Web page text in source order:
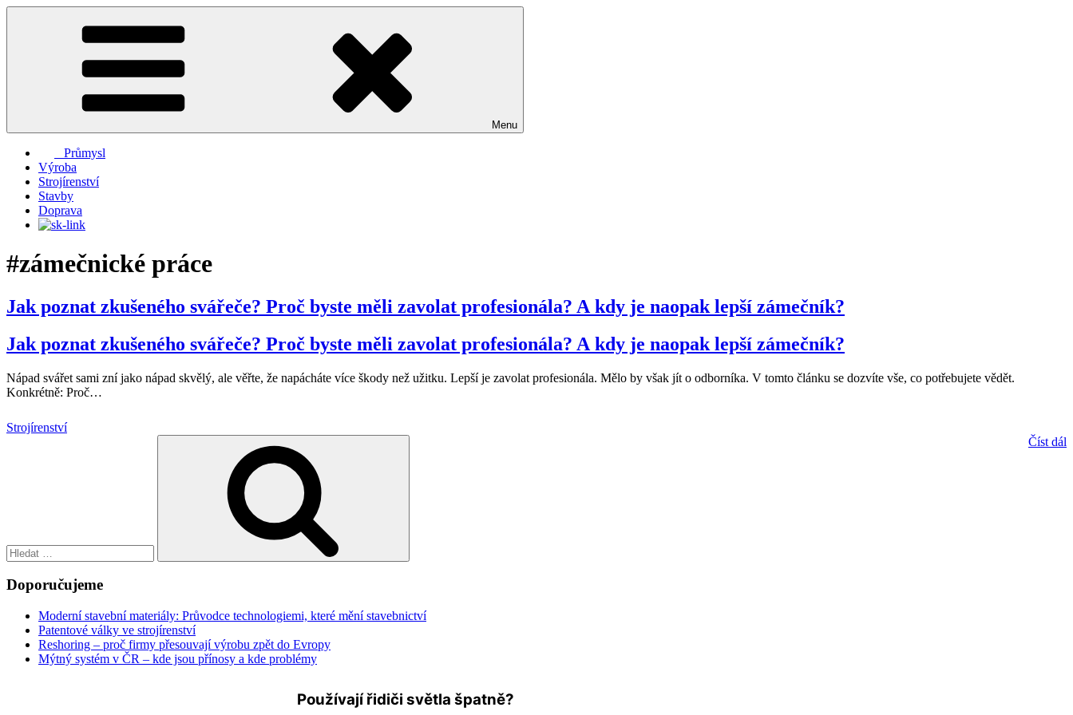
Přejít
Menu
Průmysl
Výroba
Strojírenství
Stavby
Doprava
#zámečnické práce
Jak poznat zkušeného svářeče? Proč byste měli zavolat profesionála? A kdy je naopak lepší zámečník?
Jak poznat zkušeného svářeče? Proč byste měli zavolat profesionála? A kdy je naopak lepší zámečník?
Nápad svářet sami zní jako nápad skvělý, ale věřte, že napácháte více škody než užitku. Lepší je zavolat profesionála. Mělo by však jít o odborníka. V tomto článku se dozvíte vše, co potřebujete vědět.
Konkrétně: Proč…
Strojírenství
Číst dál
Doporučujeme
Moderní stavební materiály: Průvodce technologiemi, které mění stavebnictví
Patentové války ve strojírenství
Reshoring – proč firmy přesouvají výrobu zpět do Evropy
Mýtný systém v ČR – kde jsou přínosy a kde problémy
Používají řidiči světla špatně?